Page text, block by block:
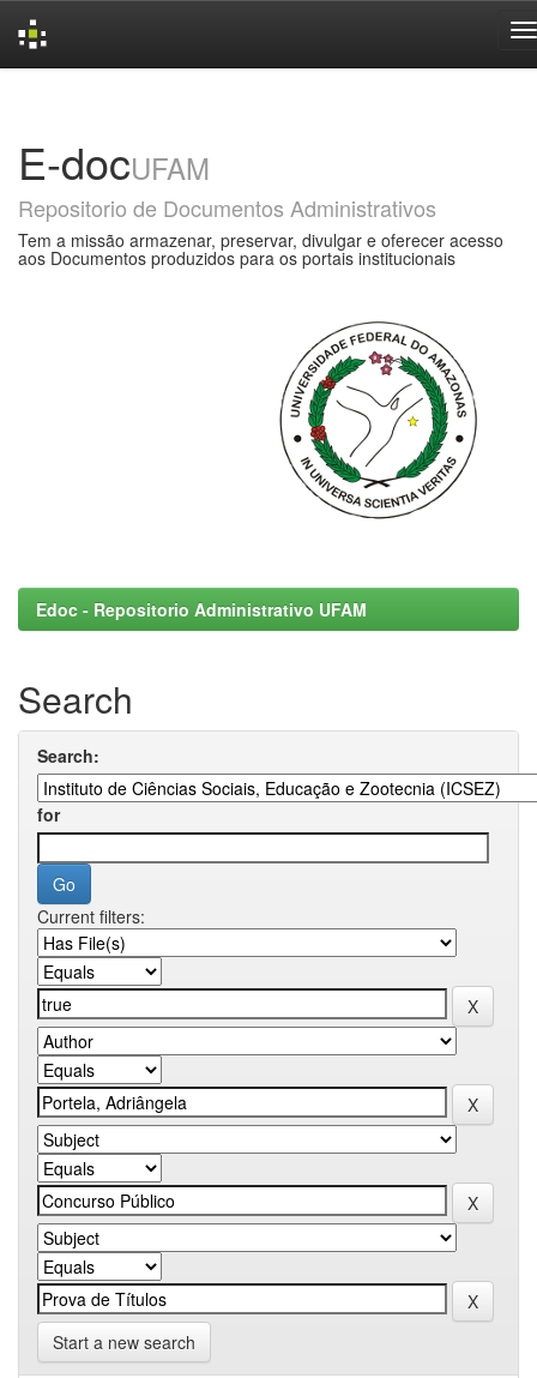
E-docUFAM
Repositorio de Documentos Administrativos
Tem a missão armazenar, preservar, divulgar e oferecer acesso
aos Documentos produzidos para os portais institucionais
Edoc - Repositorio Administrativo UFAM
Search
Search:
for
Current filters:
Start a new search